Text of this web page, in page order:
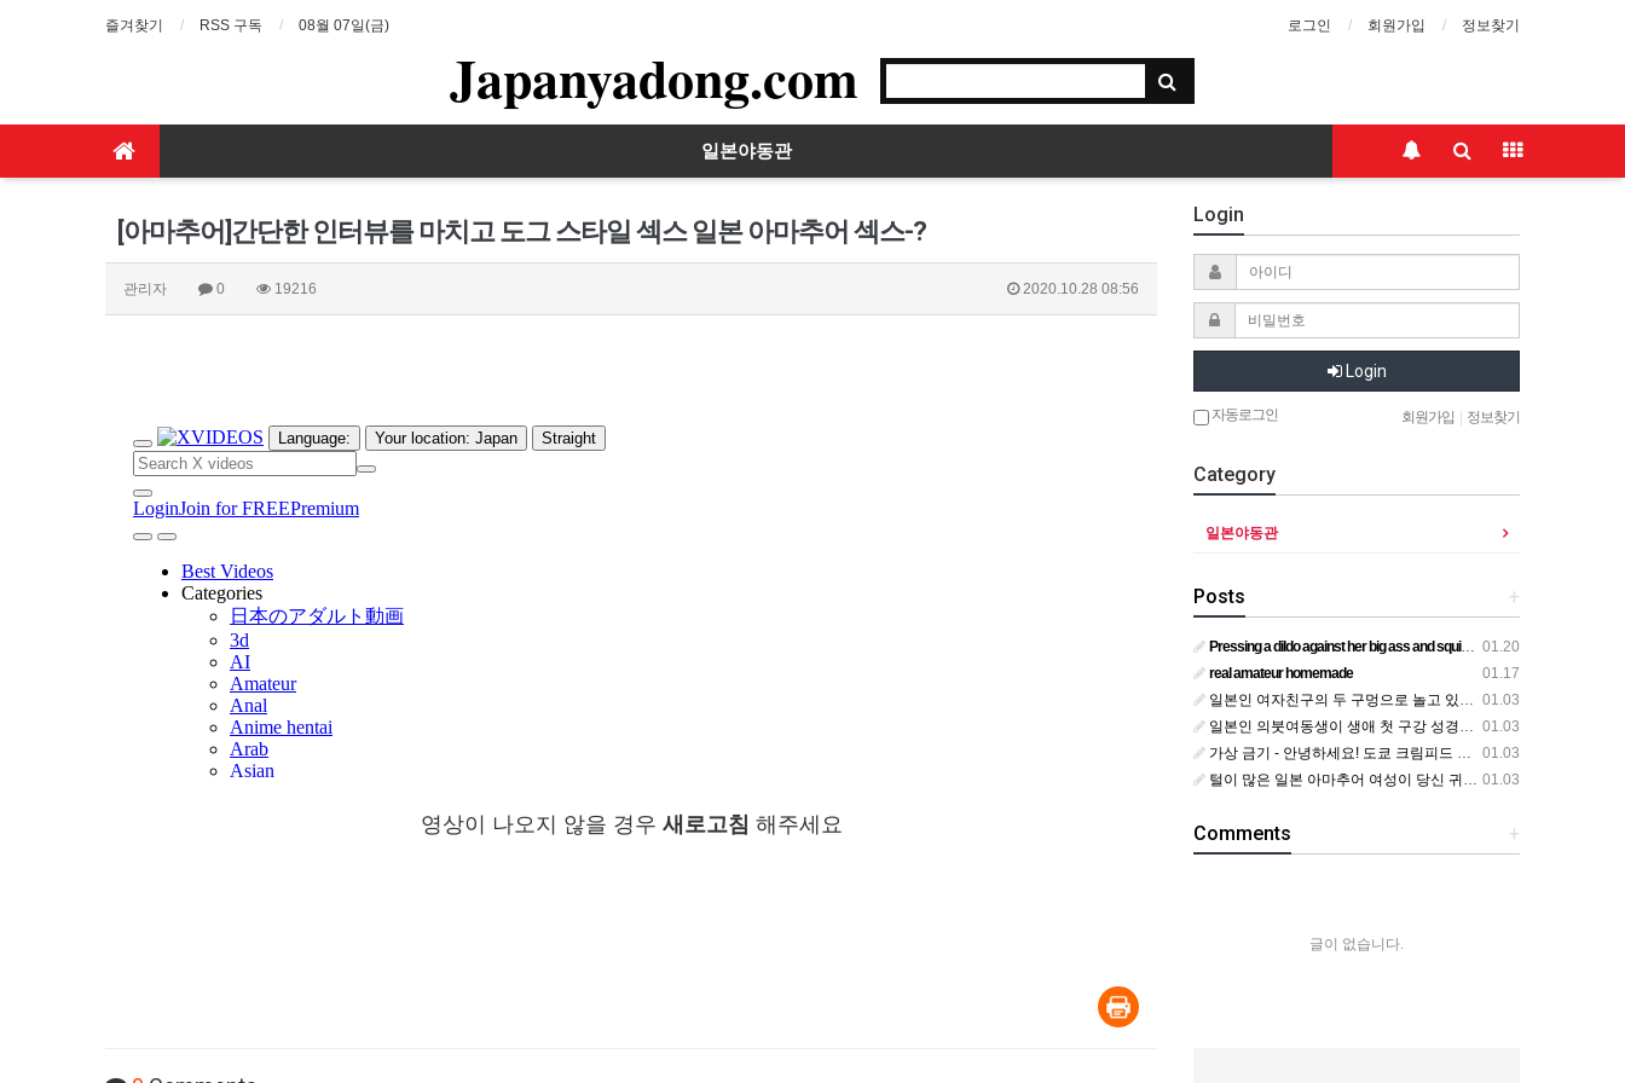
즐겨찾기 RSS 구독 08월 07일(금) 로그인 회원가입 정보찾기
Japanyadong.com
일본야동관
[아마추어]간단한 인터뷰를 마치고 도그 스타일 섹스 일본 아마추어 섹스-?
관리자 0 19216 2020.10.28 08:56
영상이 나오지 않을 경우 새로고침 해주세요
Login
Login
자동로그인 회원가입 정보찾기
Category
일본야동관
+
Posts
01.20
Pressing a dildo against her big ass and squirting from below
01.17
real amateur homemade
01.03
일본인 여자친구의 두 구멍으로 놀고 있어요
01.03
일본인 의붓여동생이 생애 첫 구강 성경험을 공개하다
01.03
가상 금기 - 안녕하세요! 도쿄 크림피드 시엘에서
01.03
털이 많은 일본 아마추어 여성이 당신 귀에 대고 신음하며 자위합니다. 그녀가 오르가즘에 도달하는 모습을 보세요?
+
Comments
글이 없습니다.